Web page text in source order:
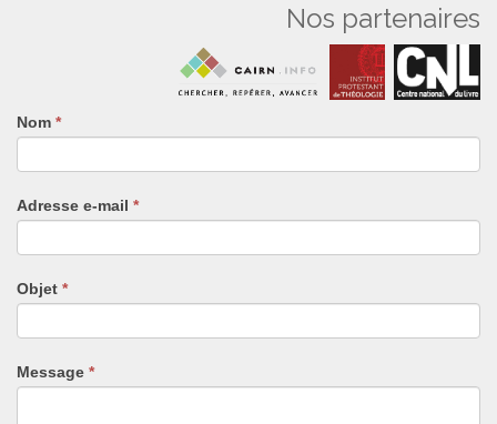
Nos partenaires
Nom *
Adresse e-mail *
Objet *
Message *
Si
vous
êtes
humain,
remplissez
ce